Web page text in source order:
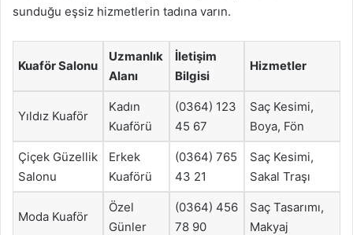
sunduğu eşsiz hizmetlerin tadına varın.
Kuaför Salonu
Uzmanlık
Alanı
İletişim
Bilgisi
Hizmetler
Yıldız Kuaför
Kadın
Kuaförü
(0364) 123
45 67
Saç Kesimi,
Boya, Fön
Çiçek Güzellik
Salonu
Erkek
Kuaförü
(0364) 765
43 21
Saç Kesimi,
Sakal Traşı
Moda Kuaför
Özel
Günler
(0364) 456
78 90
Saç Tasarımı,
Makyaj